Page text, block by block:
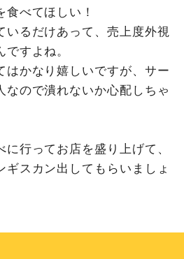
べてほしい！
いるだけあって、売上度外視
すよね。
はかなり嬉しいですが、サー
なので潰れないか心配しちゃ
行ってお店を盛り上げて、
ギスカン出してもらいましょ